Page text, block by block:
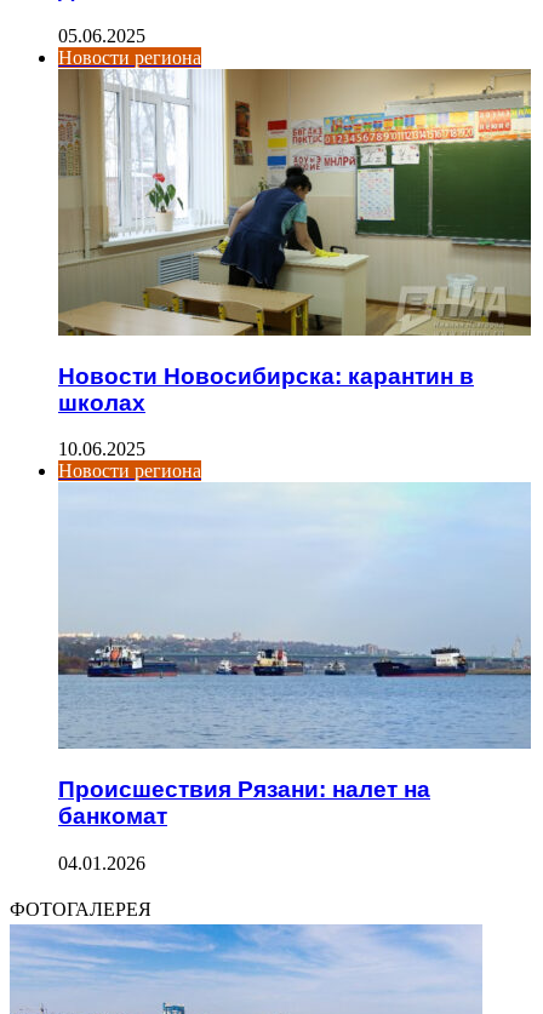
05.06.2025
Новости региона
Новости Новосибирска: карантин в
школах
10.06.2025
Новости региона
Происшествия Рязани: налет на
банкомат
04.01.2026
ФОТОГАЛЕРЕЯ